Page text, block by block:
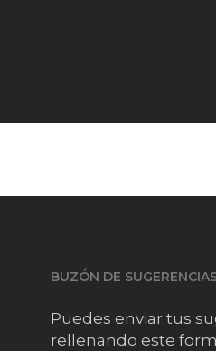
BUZÓN DE
Puedes enviar tus
rellenando este